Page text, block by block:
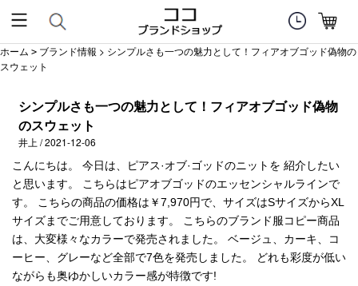
ホーム > ブランド情報 > シンプルさも一つの魅力として！フィアオブゴッド偽物の
スウェット
シンプルさも一つの魅力として！フィアオブゴッド偽物
のスウェット
井上 / 2021-12-06
こんにちは。 今日は、ピアス·オブ·ゴッドのニットを 紹介したい
と思います。 こちらはピアオブゴッドのエッセンシャルラインで
す。 こちらの商品の価格は￥7,970円で、サイズはSサイズからXL
サイズまでご用意しております。 こちらのブランド服コピー商品
は、大変様々なカラーで発売されました。 ベージュ、カーキ、コ
ーヒー、グレーなど全部で7色を発売しました。 どれも彩度が低い
ながらも奥ゆかしいカラー感が特徴です!